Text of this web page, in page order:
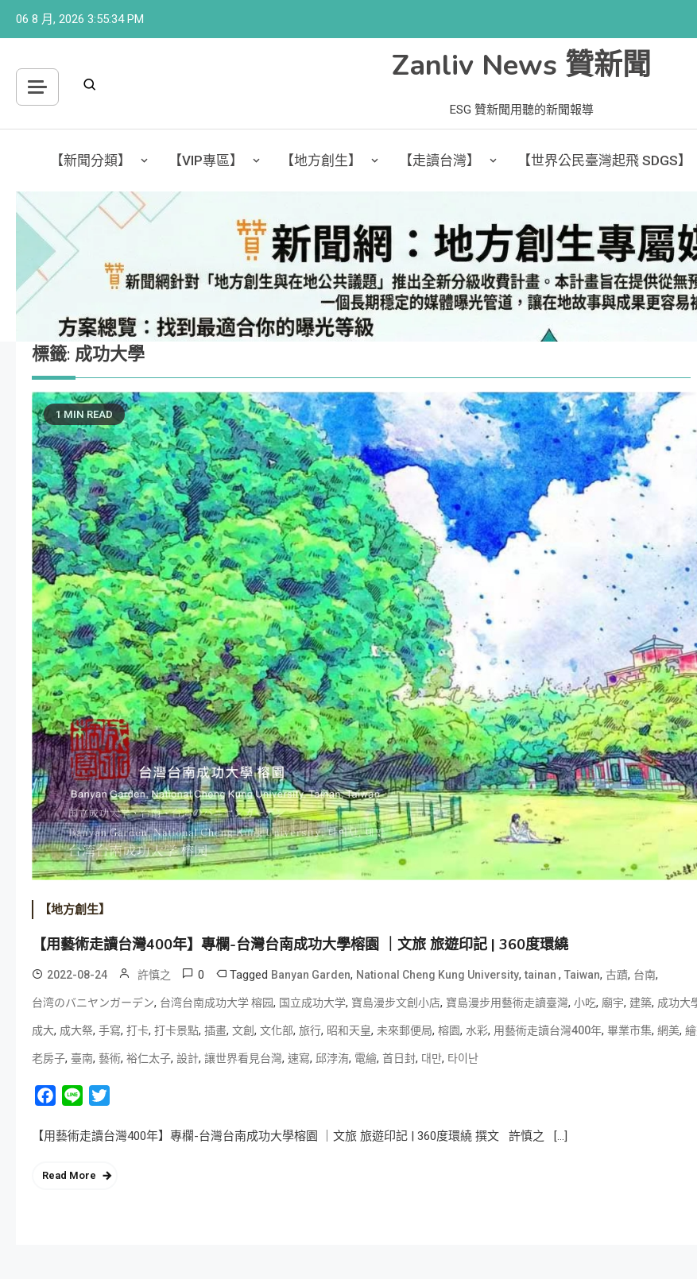
06 8 月, 2026 3:55:35 PM
Zanliv News 贊新聞
ESG 贊新聞用聽的新聞報導
【新聞分類】 【VIP專區】 【地方創生】 【走讀台灣】 【世界公民臺灣起飛 SDGS】
標籤: 成功大學
1 MIN READ
【地方創生】
【用藝術走讀台灣400年】專欄-台灣台南成功大學榕園 ｜文旅 旅遊印記 | 360度環繞
2022-08-24 許慎之 0 Tagged Banyan Garden, National Cheng Kung University,tainan , Taiwan, 古蹟, 台南,
台湾のバニヤンガーデン, 台湾台南成功大学 榕园, 国立成功大学, 寶島漫步文創小店, 寶島漫步用藝術走讀臺灣, 小吃, 廟宇, 建築, 成功大
成大, 成大祭, 手寫, 打卡, 打卡景點, 插畫, 文創 , 文化部, 旅行, 昭和天皇, 未來郵便局, 榕園, 水彩, 用藝術走讀台灣400年, 畢業市集, 網美,
老房子, 臺南, 藝術, 裕仁太子, 設計, 讓世界看見台灣, 速寫, 邱浡洧, 電繪, 首日封, 대만, 타이난
Facebook
Line
【用藝術走讀台灣400年】專欄-台灣台南成功大學榕園 ｜文旅 旅遊印記 | 360度環繞 撰文 許慎之 […]
Read More